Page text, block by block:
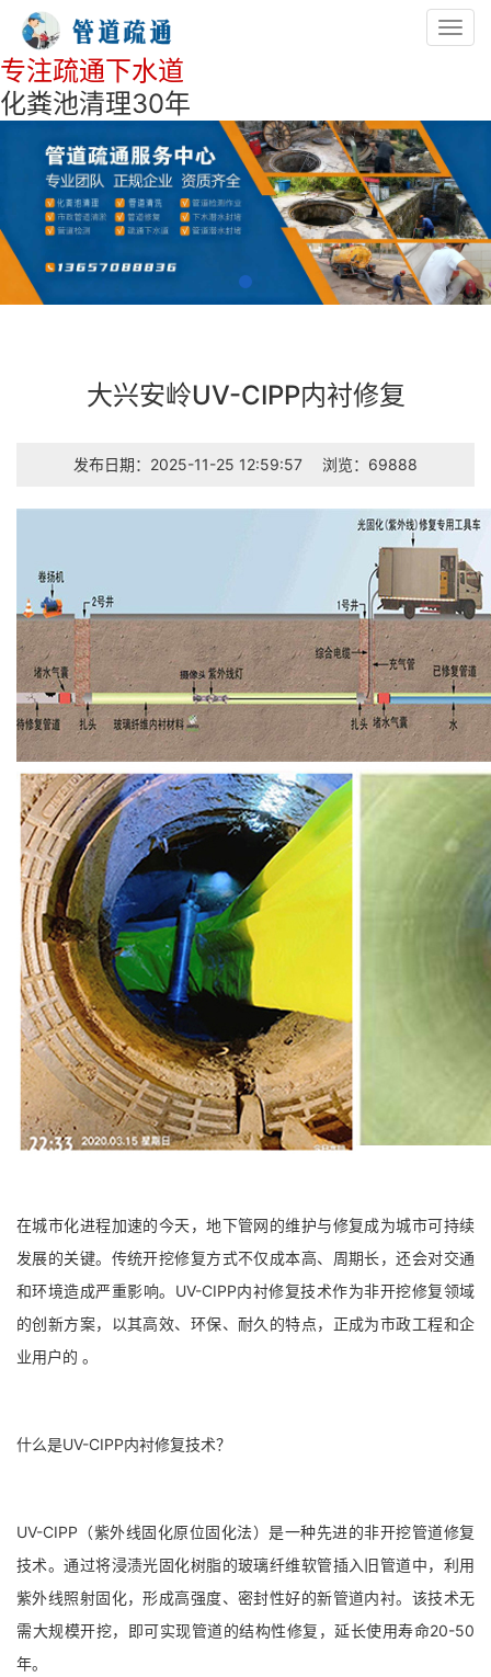
专注疏通下水道
化粪池清理30年
大兴安岭UV-CIPP内衬修复
发布日期：2025-11-25 12:59:57 浏览：69888
在城市化进程加速的今天，地下管网的维护与修复成为城市可持续
发展的关键。传统开挖修复方式不仅成本高、周期长，还会对交通
和环境造成严重影响。UV-CIPP内衬修复技术作为非开挖修复领域
的创新方案，以其高效、环保、耐久的特点，正成为市政工程和企
业用户的 。
什么是UV-CIPP内衬修复技术？
UV-CIPP（紫外线固化原位固化法）是一种先进的非开挖管道修复
技术。通过将浸渍光固化树脂的玻璃纤维软管插入旧管道中，利用
紫外线照射固化，形成高强度、密封性好的新管道内衬。该技术无
需大规模开挖，即可实现管道的结构性修复，延长使用寿命20-50
年。